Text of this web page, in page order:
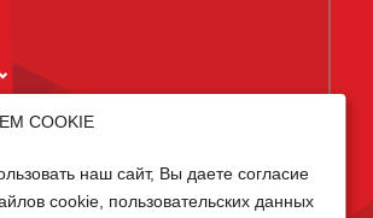
COOKIE
наш сайт, Вы даете согласие
cookie, пользовательских данных